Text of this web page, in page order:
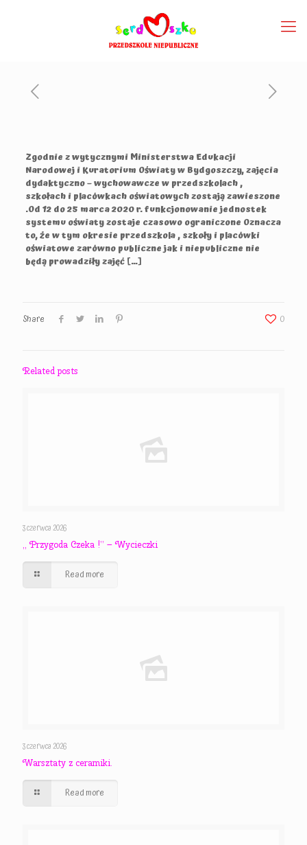
Zgodnie z wytycznymi Ministerstwa Edukacji
Narodowej i Kuratorium Oświaty w Bydgoszczy, zajęcia
dydaktyczno – wychowawcze w przedszkolach ,
szkołach i placówkach oświatowych zostają zawieszone
.Od 12 do 25 marca 2020 r. funkcjonowanie jednostek
systemu oświaty zostaje czasowo ograniczone Oznacza
to, że w tym okresie przedszkola , szkoły i placówki
oświatowe zarówno publiczne jak i niepubliczne nie
będą prowadziły zajęć […]
Share 0
Related posts
3 czerwca 2026
,, Przygoda Czeka !” – Wycieczki
Read more
3 czerwca 2026
Warsztaty z ceramiki.
Read more